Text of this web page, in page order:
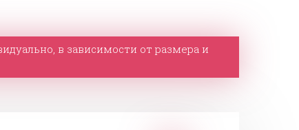
в зависимости от размера и